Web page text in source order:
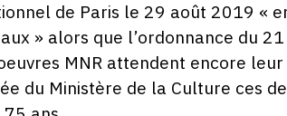
de Paris le 29 août 2019 «
» alors que l’ordonnance du
MNR attendent encore
du Ministère de la Culture ces